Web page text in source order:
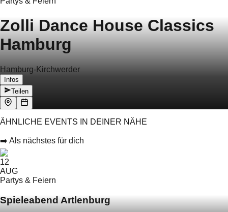
Zolli Dance House Classics
Hamburg
Hamburg-Kirchwerder
Infos
Teilen
ÄHNLICHE EVENTS IN DEINER NÄHE
➡️ Als nächstes für dich
12
AUG
Partys & Feiern
Spieleabend Artlenburg